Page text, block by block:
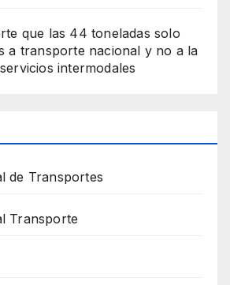
que las 44 toneladas solo
a transporte nacional y no a la
intermodales
de Transportes
Transporte